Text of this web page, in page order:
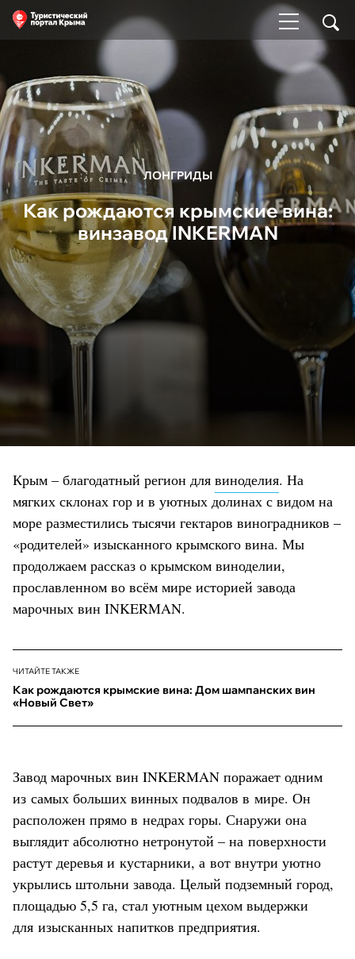
ЛОНГРИДЫ
Как рождаются крымские вина:
винзавод INKERMAN
Крым – благодатный регион для виноделия. На
мягких склонах гор и в уютных долинах с видом на
море разместились тысячи гектаров виноградников –
«родителей» изысканного крымского вина. Мы
продолжаем рассказ о крымском виноделии,
прославленном во всём мире историей завода
марочных вин INKERMAN.
ЧИТАЙТЕ ТАКЖЕ
Как рождаются крымские вина: Дом шампанских вин
«Новый Свет»
Завод марочных вин INKERMAN поражает одним
из самых больших винных подвалов в мире. Он
расположен прямо в недрах горы. Снаружи она
выглядит абсолютно нетронутой – на поверхности
растут деревья и кустарники, а вот внутри уютно
укрылись штольни завода. Целый подземный город,
площадью 5,5 га, стал уютным цехом выдержки
для изысканных напитков предприятия.